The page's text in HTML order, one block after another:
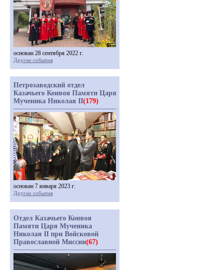
основан 28 сентября 2022 г.
Другие события
Петрозаводский отдел
Казачьего Конвоя Памяти Царя
Мученика Николая II(179)
основан 7 января 2023 г.
Другие события
Отдел Казачьего Конвоя
Памяти Царя Мученика
Николая II при Войсковой
Православной Миссии(67)